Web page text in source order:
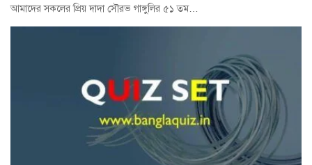
আমাদের সকলের প্রিয় দাদা সৌরভ গাঙ্গুলির ৫১ তম…